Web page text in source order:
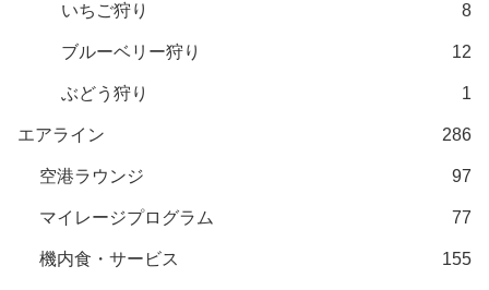
いちご狩り 8
ブルーベリー狩り 12
ぶどう狩り 1
エアライン 286
空港ラウンジ 97
マイレージプログラム 77
機内食・サービス 155